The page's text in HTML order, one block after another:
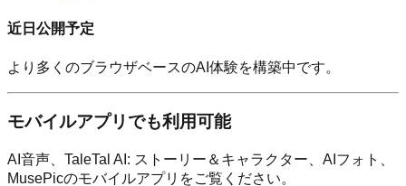
近日公開予定
より多くのブラウザベースのAI体験を構築中です。
モバイルアプリでも利用可能
AI音声、TaleTal AI: ストーリー＆キャラクター、AIフォト、
MusePicのモバイルアプリをご覧ください。